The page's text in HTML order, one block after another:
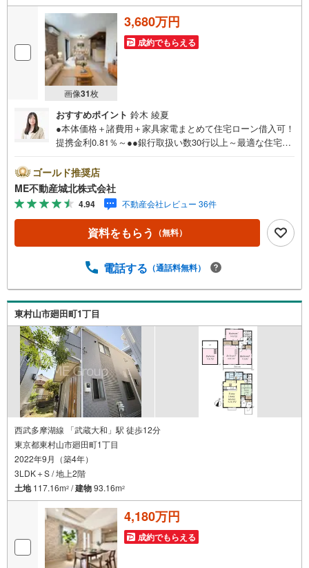
画像31枚
3,680万円
成約でもらえる
おすすめポイント 鈴木 綾夏
●本体価格＋諸費用＋家具家電まとめて住宅ローン借入可！
提携金利0.81％～●●銀行取扱い数30行以上～最適な住宅ロ
多数ございます！（1）勤続年数1ヶ月（2）自己資金0円
（3）産休/育休/契約社員/派遣社員/アルバイト/パート/独
身/自営業/経営者（4）延滞、滞納、個信アウト対応可
（5）収入合算や親子ローン（6）金融機関の借入まとめ
等、家具、家電、引越し費用等おまとめローン（7）永住権
無、持病あり、持ち家残債有でも相談可能●3つの安心サポ
頂けます。2.FPソフトを使用しマイホーム購入の資金計
に安心を提案します。3.どんなに信用のある建築会社でも
ご自分の目で確認することは重要ですよね。弊社は特殊機
材を使用してインスペクションを実施します。
ゴールド推奨店
ME不動産城北株式会社
4.94 不動産会社レビュー 36件
資料をもらう （無料）
電話する （通話料無料）
東村山市廻田町1丁目
西武多摩湖線 「武蔵大和」駅 徒歩12分
東京都東村山市廻田町1丁目
2022年9月（築4年）
3LDK＋S / 地上2階
土地117.16m2 /建物93.16m2
4,180万円
成約でもらえる